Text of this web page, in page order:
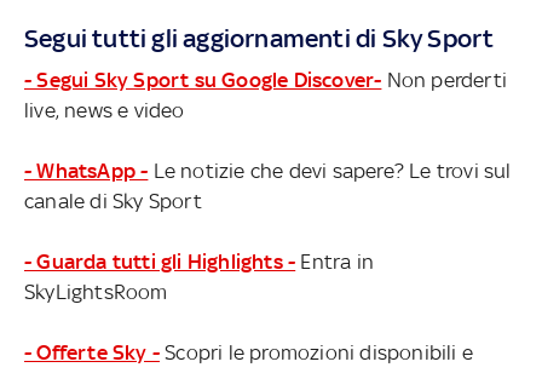
Segui tutti gli aggiornamenti di Sky Sport
- Segui Sky Sport su Google Discover- Non perderti
live, news e video
- WhatsApp - Le notizie che devi sapere? Le trovi sul
canale di Sky Sport
- Guarda tutti gli Highlights - Entra in
SkyLightsRoom
- Offerte Sky - Scopri le promozioni disponibili e